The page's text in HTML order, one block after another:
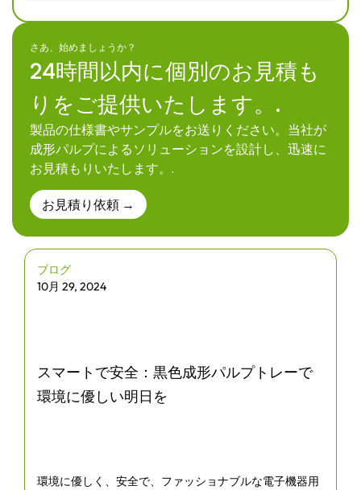
さあ、始めましょうか？
24時間以内に個別のお見積も
りをご提供いたします。.
製品の仕様書やサンプルをお送りください。当社が
成形パルプによるソリューションを設計し、迅速に
お見積もりいたします。.
お見積り依頼 →
ブログ
10月 29, 2024
スマートで安全：黒色成形パルプトレーで
環境に優しい明日を
環境に優しく、安全で、ファッショナブルな電子機器用